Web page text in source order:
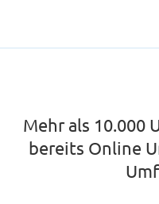
Mehr als 10.000
bereits Online